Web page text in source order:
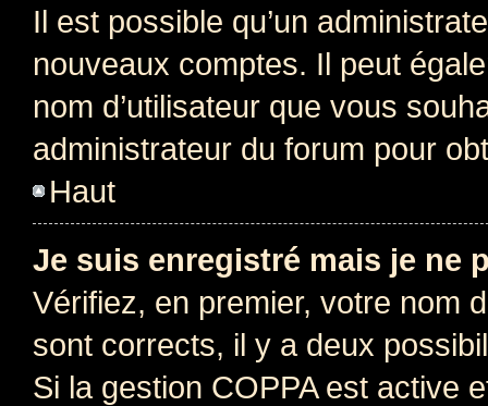
Il est possible qu’un
nouveaux comptes. Il peut
nom d’utilisateur que vous
administrateur du forum pour
Haut
Je suis enregistré mais je ne
Vérifiez, en premier, votre nom
sont corrects, il y a deux
Si la gestion COPPA est active